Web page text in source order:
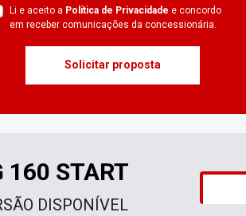
Li e aceito a Política de Privacidade e concordo
em receber comunicações da concessionária.
Solicitar proposta
160 START
DISPONÍVEL